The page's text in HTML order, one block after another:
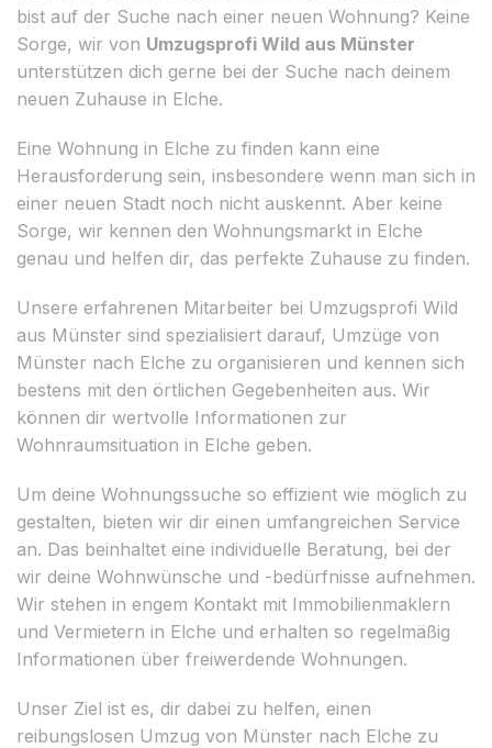
bist auf der Suche nach einer neuen Wohnung? Keine
Sorge, wir von Umzugsprofi Wild aus Münster
unterstützen dich gerne bei der Suche nach deinem
neuen Zuhause in Elche.
Eine Wohnung in Elche zu finden kann eine
Herausforderung sein, insbesondere wenn man sich in
einer neuen Stadt noch nicht auskennt. Aber keine
Sorge, wir kennen den Wohnungsmarkt in Elche
genau und helfen dir, das perfekte Zuhause zu finden.
Unsere erfahrenen Mitarbeiter bei Umzugsprofi Wild
aus Münster sind spezialisiert darauf, Umzüge von
Münster nach Elche zu organisieren und kennen sich
bestens mit den örtlichen Gegebenheiten aus. Wir
können dir wertvolle Informationen zur
Wohnraumsituation in Elche geben.
Um deine Wohnungssuche so effizient wie möglich zu
gestalten, bieten wir dir einen umfangreichen Service
an. Das beinhaltet eine individuelle Beratung, bei der
wir deine Wohnwünsche und -bedürfnisse aufnehmen.
Wir stehen in engem Kontakt mit Immobilienmaklern
und Vermietern in Elche und erhalten so regelmäßig
Informationen über freiwerdende Wohnungen.
Unser Ziel ist es, dir dabei zu helfen, einen
reibungslosen Umzug von Münster nach Elche zu